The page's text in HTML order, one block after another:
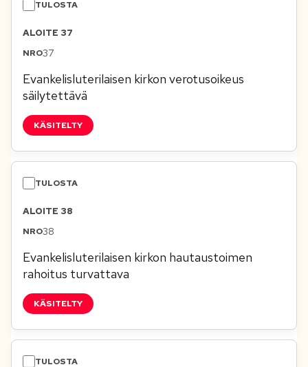
ALOITE 37
37
Evankelisluterilaisen kirkon verotusoikeus
säilytettävä
KÄSITELTY
ALOITE 38
38
Evankelisluterilaisen kirkon hautaustoimen
rahoitus turvattava
KÄSITELTY